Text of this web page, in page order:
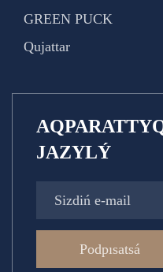
GREEN PUCK
Qujattar
JAZYLÝ
Podpısatsá